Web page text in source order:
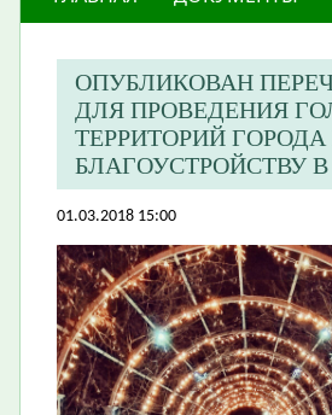
ОПУБЛИКОВАН
ДЛЯ ПРОВЕДЕНИЯ
ТЕРРИТОРИЙ
БЛАГОУСТРОЙСТВУ
01.03.2018 15:00